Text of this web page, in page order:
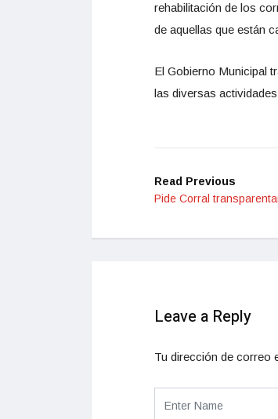
rehabilitación de los
de aquellas que están
El Gobierno Municipal
las diversas
Read Previous
Pide Corral
Leave a Reply
Tu dirección de correo